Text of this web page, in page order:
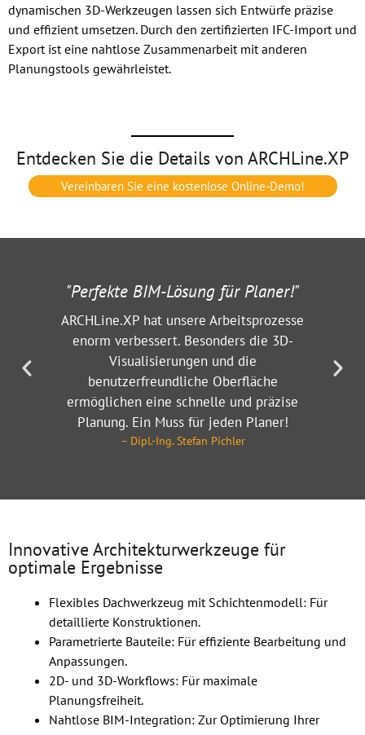
dynamischen 3D-Werkzeugen lassen sich Entwürfe präzise
und effizient umsetzen. Durch den zertifizierten IFC-Import und
Export ist eine nahtlose Zusammenarbeit mit anderen
Planungstools gewährleistet.
Entdecken Sie die Details von ARCHLine.XP
Vereinbaren Sie eine kostenlose Online-Demo!
"Perfekte BIM-Lösung für Planer!"
ARCHLine.XP hat unsere Arbeitsprozesse
enorm verbessert. Besonders die 3D-
Visualisierungen und die
benutzerfreundliche Oberfläche
ermöglichen eine schnelle und präzise
Planung. Ein Muss für jeden Planer!
– Dipl.-Ing. Stefan Pichler
Innovative Architekturwerkzeuge für
optimale Ergebnisse
Flexibles Dachwerkzeug mit Schichtenmodell: Für
detaillierte Konstruktionen.
Parametrierte Bauteile: Für effiziente Bearbeitung und
Anpassungen.
2D- und 3D-Workflows: Für maximale
Planungsfreiheit.
Nahtlose BIM-Integration: Zur Optimierung Ihrer